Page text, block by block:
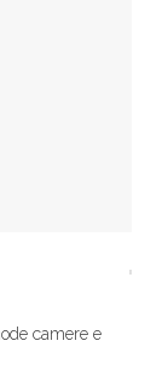
camere e